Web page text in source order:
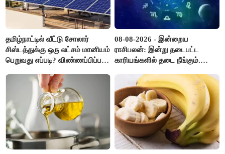
தமிழ்நாட்டில் வீட்டு சோலார்
சிஸ்டத்துக்கு ஒரு லட்சம் மானியம்
பெறுவது எப்படி? விண்ணப்பிப்பது
08-08-2026 - இன்றைய
ராசிபலன்: இன்று தடைபட்ட
காரியங்களில் தடை நீங்கும்.
இருக்கும். ஆன்மீக எண்ணம்
அதிகரிக்கும்..!